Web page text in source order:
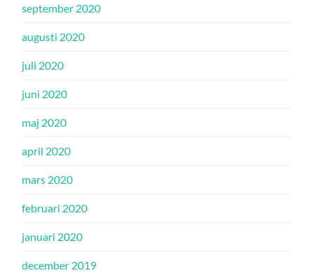
september 2020
augusti 2020
juli 2020
juni 2020
maj 2020
april 2020
mars 2020
februari 2020
januari 2020
december 2019